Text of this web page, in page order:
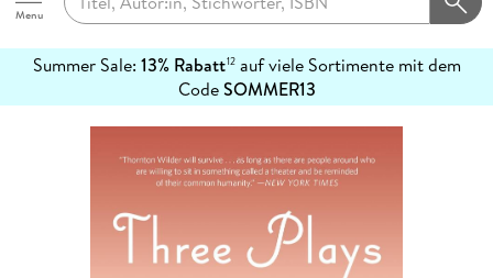
Menu
Summer Sale: 13% Rabatt12auf viele Sortimente mit dem
CodeSOMMER13
erfahren